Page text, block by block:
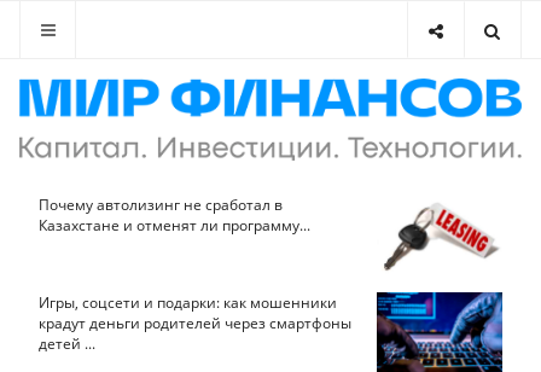
Почему автолизинг не сработал в
Казахстане и отменят ли программу...
Игры, соцсети и подарки: как мошенники
крадут деньги родителей через смартфоны
детей ...